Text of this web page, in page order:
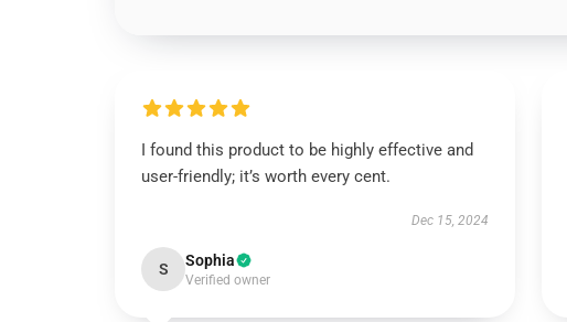
I found this product to be highly effective and
user-friendly; it’s worth every cent.
Dec 15, 2024
S Sophia
Verified owner